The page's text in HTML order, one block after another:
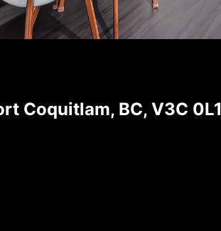
Coquitlam, BC, V3C 0L1